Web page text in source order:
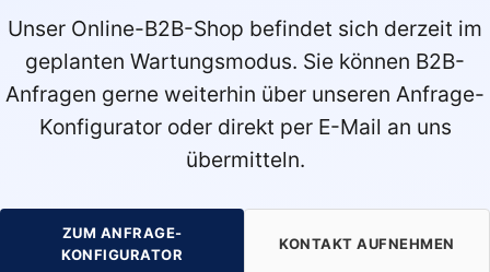
Unser Online-B2B-Shop befindet sich derzeit im
geplanten Wartungsmodus. Sie können B2B-
Anfragen gerne weiterhin über unseren Anfrage-
Konfigurator oder direkt per E-Mail an uns
übermitteln.
ZUM ANFRAGE-
KONFIGURATOR
KONTAKT AUFNEHMEN